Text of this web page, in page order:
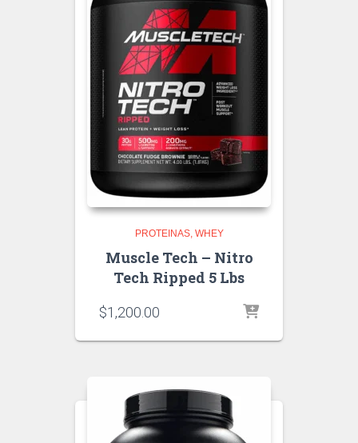
PROTEINAS WHEY
Muscle Tech – Nitro
Tech Ripped 5 Lbs
$1,200.00